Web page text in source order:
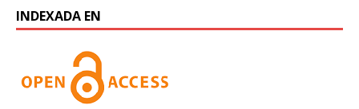
INDEXADA EN